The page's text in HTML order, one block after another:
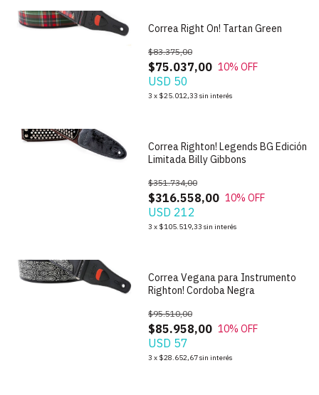
Correa Right On! Tartan Green
$75.037,00
$83.375,00
10% OFF
USD 50
3 x $25.012,33 sin interés
Correa Righton! Legends BG Edición
Limitada Billy Gibbons
$316.558,00
$351.734,00
10% OFF
USD 212
3 x $105.519,33 sin interés
Correa Vegana para Instrumento
Righton! Cordoba Negra
$85.958,00
$95.510,00
10% OFF
USD 57
3 x $28.652,67sin interés